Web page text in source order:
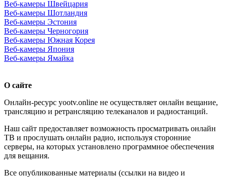
Веб-камеры Швейцария
Веб-камеры Шотландия
Веб-камеры Эстония
Веб-камеры Черногория
Веб-камеры Южная Корея
Веб-камеры Япония
Веб-камеры Ямайка
О сайте
Онлайн-ресурс yootv.online не осуществляет онлайн вещание,
трансляцию и ретрансляцию телеканалов и радиостанций.
Наш сайт предоставляет возможность просматривать онлайн
ТВ и прослушать онлайн радио, используя сторонние
серверы, на которых установлено программное обеспечения
для вещания.
Все опубликованные материалы (ссылки на видео и